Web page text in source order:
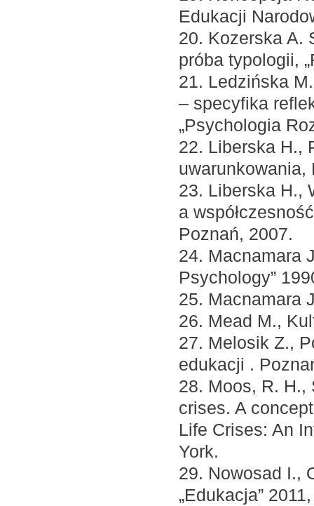
Edukacji
20. Kozerska A.
próba typologii,
21. Ledzińska
– specyfika
„Psychologia
22. Liberska H.,
uwarunkowania,
23. Liberska H.,
a
Poznań, 2007.
24. Macnamara
Psychology”
25. Macnamara
26. Mead M.,
27. Melosik Z.,
edukacji .
28. Moos, R. H.,
crises. A
Life Crises: An
York.
29. Nowosad I.,
„Edukacja”